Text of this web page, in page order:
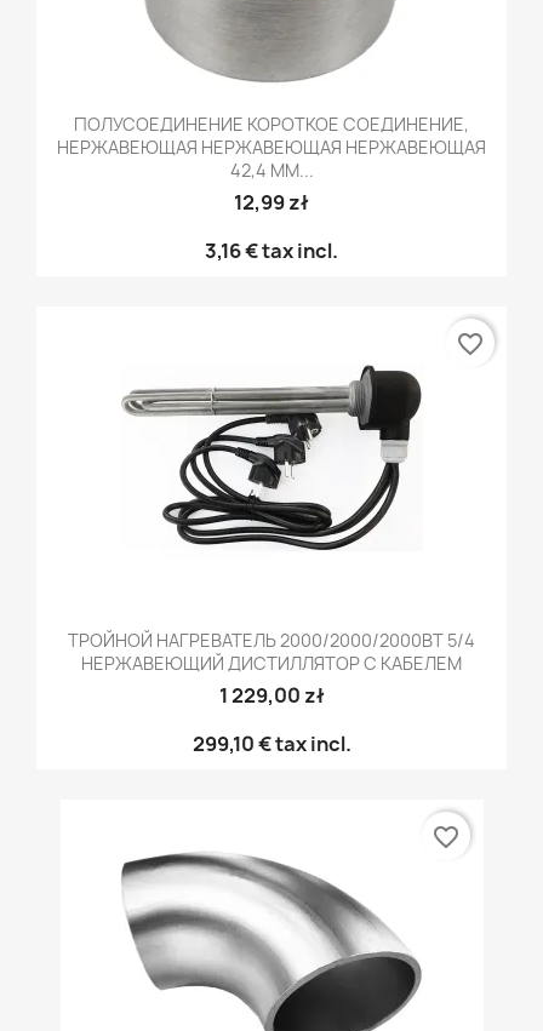
ПОЛУСОЕДИНЕНИЕ КОРОТКОЕ СОЕДИНЕНИЕ,
НЕРЖАВЕЮЩАЯ НЕРЖАВЕЮЩАЯ НЕРЖАВЕЮЩАЯ
42,4 ММ...
12,99 zł
3,16 €tax incl.
ТРОЙНОЙ НАГРЕВАТЕЛЬ 2000/2000/2000ВТ 5/4
НЕРЖАВЕЮЩИЙ ДИСТИЛЛЯТОР С КАБЕЛЕМ
1 229,00 zł
299,10 €tax incl.
favorite_border
favorite_border